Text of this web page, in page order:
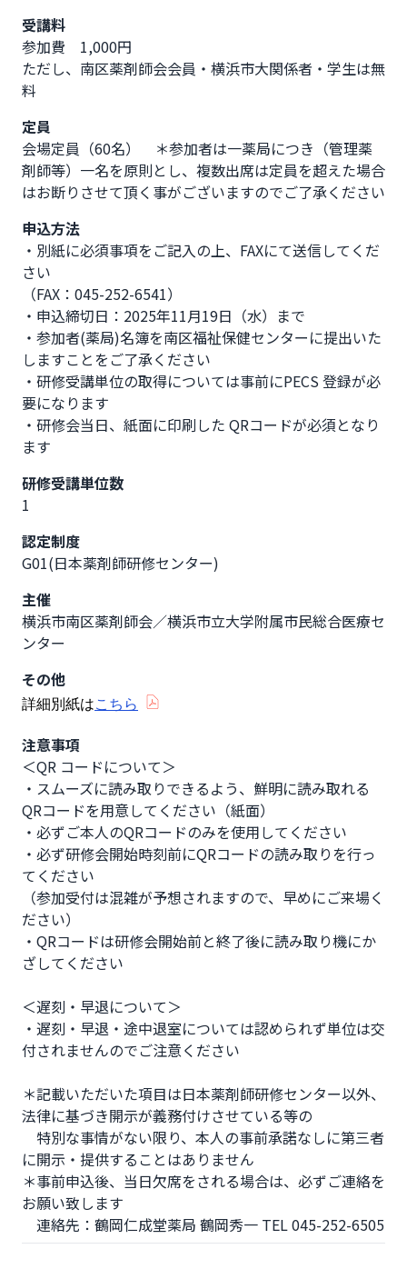
受講料
参加費　1,000円
ただし、南区薬剤師会会員・横浜市大関係者・学生は無
料
定員
会場定員（60名） ＊参加者は一薬局につき（管理薬
剤師等）一名を原則とし、複数出席は定員を超えた場合
はお断りさせて頂く事がございますのでご了承ください
申込方法
・別紙に必須事項をご記入の上、FAXにて送信してくだ
さい
（FAX：045-252-6541）
・申込締切日：2025年11月19日（水）まで
・参加者(薬局)名簿を南区福祉保健センターに提出いた
しますことをご了承ください
・研修受講単位の取得については事前にPECS 登録が必
要になります
・研修会当日、紙面に印刷した QRコードが必須となり
ます
研修受講単位数
1
認定制度
G01(日本薬剤師研修センター)
主催
横浜市南区薬剤師会／横浜市立大学附属市民総合医療セ
ンター
その他
詳細別紙はこちら
注意事項
＜QR コードについて＞
・スムーズに読み取りできるよう、鮮明に読み取れる
QRコードを用意してください（紙面）
・必ずご本人のQRコードのみを使用してください
・必ず研修会開始時刻前にQRコードの読み取りを行っ
てください
（参加受付は混雑が予想されますので、早めにご来場く
ださい）
・QRコードは研修会開始前と終了後に読み取り機にか
ざしてください
＜遅刻・早退について＞
・遅刻・早退・途中退室については認められず単位は交
付されませんのでご注意ください
＊記載いただいた項目は日本薬剤師研修センター以外、
法律に基づき開示が義務付けさせている等の
特別な事情がない限り、本人の事前承諾なしに第三者
に開示・提供することはありません
＊事前申込後、当日欠席をされる場合は、必ずご連絡を
お願い致します
連絡先：鶴岡仁成堂薬局 鶴岡秀一 TEL 045-252-6505